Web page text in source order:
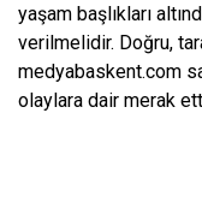
yaşam başlıkları
verilmelidir. Doğru,
medyabaskent.com
olaylara dair merak